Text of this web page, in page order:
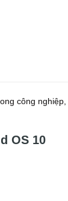
công
OS 10